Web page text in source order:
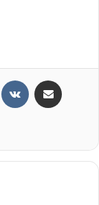
Reddit VKontakte